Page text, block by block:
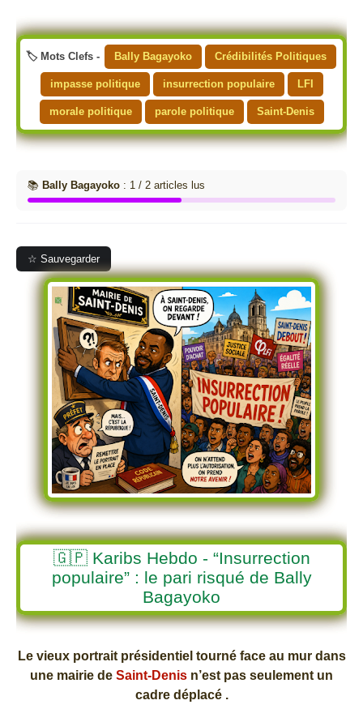
🏷️ Mots Clefs - Bally Bagayoko Crédibilités Politiques
impasse politique insurrection populaire LFI
morale politique parole politique Saint-Denis
📚 Bally Bagayoko : 1 / 2 articles lus
☆ Sauvegarder
🇬🇵 Karibs Hebdo - “Insurrection
populaire” : le pari risqué de Bally
Bagayoko
Le vieux portrait présidentiel tourné face au mur dans
une mairie de Saint-Denis n’est pas seulement un
cadre déplacé .